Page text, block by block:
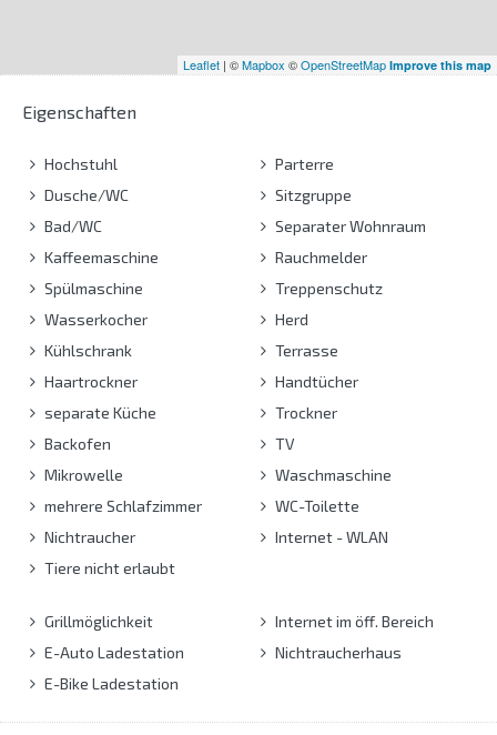
Leaflet | ©Mapbox ©OpenStreetMap Improve this map
Eigenschaften
Hochstuhl
Dusche/WC
Bad/WC
Kaffeemaschine
Spülmaschine
Wasserkocher
Kühlschrank
Haartrockner
separate Küche
Backofen
Mikrowelle
mehrere Schlafzimmer
Nichtraucher
Tiere nicht erlaubt
Parterre
Sitzgruppe
Separater Wohnraum
Rauchmelder
Treppenschutz
Herd
Terrasse
Handtücher
Trockner
TV
Waschmaschine
WC-Toilette
Internet - WLAN
Grillmöglichkeit
E-Auto Ladestation
E-Bike Ladestation
Internet im öff. Bereich
Nichtraucherhaus